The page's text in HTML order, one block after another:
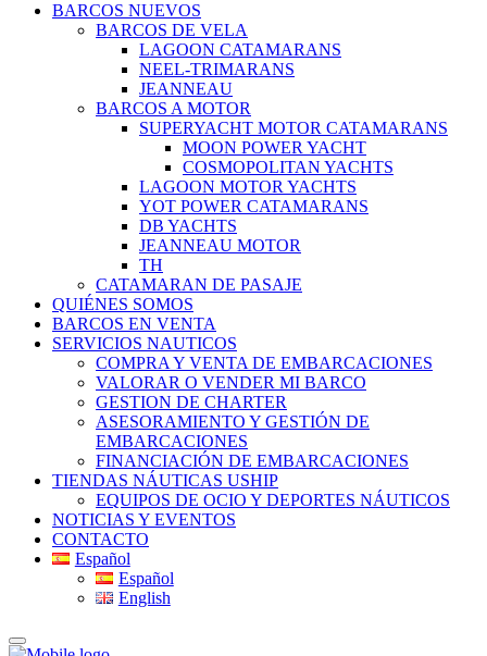
BARCOS NUEVOS
BARCOS DE VELA
LAGOON CATAMARANS
NEEL-TRIMARANS
JEANNEAU
BARCOS A MOTOR
SUPERYACHT MOTOR CATAMARANS
MOON POWER YACHT
COSMOPOLITAN YACHTS
LAGOON MOTOR YACHTS
YOT POWER CATAMARANS
DB YACHTS
JEANNEAU MOTOR
TH
CATAMARAN DE PASAJE
QUIÉNES SOMOS
BARCOS EN VENTA
SERVICIOS NAUTICOS
COMPRA Y VENTA DE EMBARCACIONES
VALORAR O VENDER MI BARCO
GESTION DE CHARTER
ASESORAMIENTO Y GESTIÓN DE
EMBARCACIONES
FINANCIACIÓN DE EMBARCACIONES
TIENDAS NÁUTICAS USHIP
EQUIPOS DE OCIO Y DEPORTES NÁUTICOS
NOTICIAS Y EVENTOS
CONTACTO
Español
Español
English